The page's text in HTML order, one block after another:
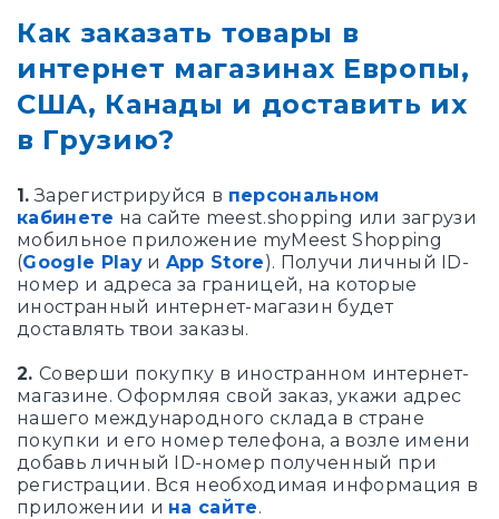
Как заказать товары в
интернет магазинах Европы,
США, Канады и доставить их
в Грузию?
1. Зарегистрируйся в персональном
кабинете на сайте meest.shopping или загрузи
мобильное приложение myMeest Shopping
(Google Playи App Store). Получи личный ID-
номер и адреса за границей, на которые
иностранный интернет-магазин будет
доставлять твои заказы.
2. Соверши покупку в иностранном интернет-
магазине. Оформляя свой заказ, укажи адрес
нашего международного склада в стране
покупки и его номер телефона, а возле имени
добавь личный ID-номер полученный при
регистрации. Вся необходимая информация в
приложении и на сайте.